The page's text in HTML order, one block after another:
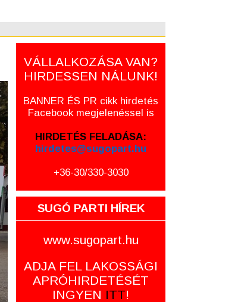
VÁLLALKOZÁSA VAN?
HIRDESSEN NÁLUNK!
BANNER ÉS PR cikk hirdetés
Facebook megjelenéssel is
HIRDETÉS FELADÁSA:
hirdetes@sugopart.hu
+36-30/330-3030
SUGÓ PARTI HÍREK
www.sugopart.hu
ADJA FEL LAKOSSÁGI
APRÓHIRDETÉSÉT
INGYEN ITT!